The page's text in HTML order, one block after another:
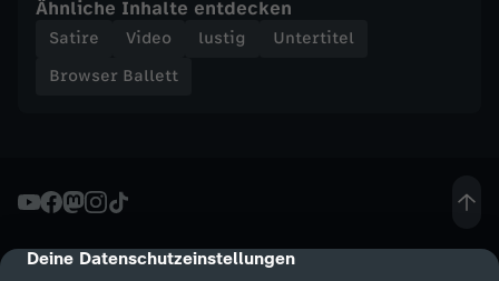
cmp-dialog-description
Deine Datenschutzeinstellungen
-
l
i
Ähnliche Inhalte entdecken
Satire Video lustig
Untertitel
Browser Ballett